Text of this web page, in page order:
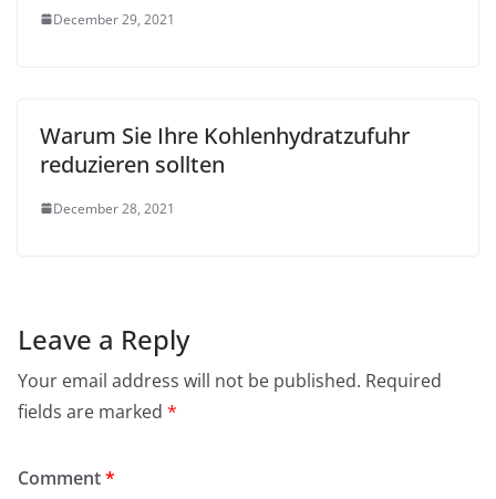
December 29, 2021
Warum Sie Ihre Kohlenhydratzufuhr
reduzieren sollten
December 28, 2021
Leave a Reply
Your email address will not be published. Required
fields are marked *
Comment*